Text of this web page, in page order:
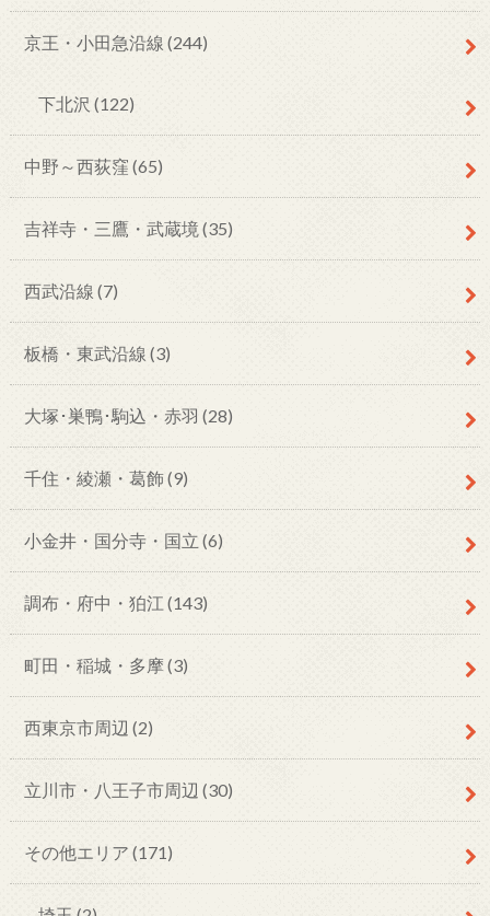
京王・小田急沿線 (244)
下北沢 (122)
中野～西荻窪 (65)
吉祥寺・三鷹・武蔵境 (35)
西武沿線 (7)
板橋・東武沿線 (3)
大塚･巣鴨･駒込・赤羽 (28)
千住・綾瀬・葛飾(9)
小金井・国分寺・国立 (6)
調布・府中・狛江 (143)
町田・稲城・多摩 (3)
西東京市周辺 (2)
立川市・八王子市周辺 (30)
その他エリア (171)